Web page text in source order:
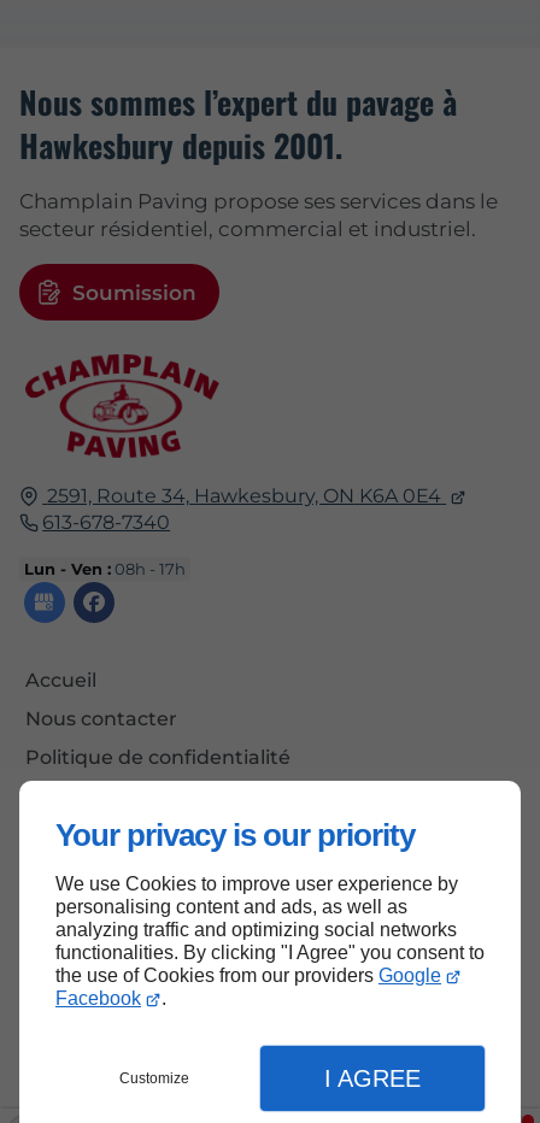
Your privacy is our priority
We use Cookies to improve user experience by
personalising content and ads, as well as
analyzing traffic and optimizing social networks
functionalities. By clicking "I Agree" you consent to
the use of Cookies from our providers Google
Facebook
.
Customize I AGREE
2591, Route 34, Hawkesbury, ON K6A 0E4
613-678-7340
Lun - Ven :08h - 17h
Accueil
Nous contacter
Politique de confidentialité
Nous sommes l’expert du pavage à
Hawkesbury depuis 2001.
Champlain Paving propose ses services dans le
secteur résidentiel, commercial et industriel.
Soumission
Haut de page